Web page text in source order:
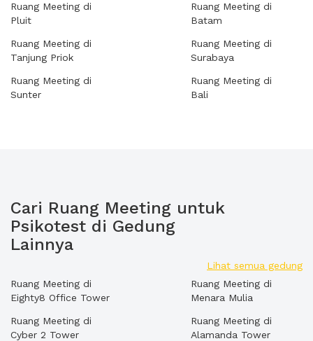
Ruang Meeting di
Pluit
Ruang Meeting di
Tanjung Priok
Ruang Meeting di
Sunter
Ruang Meeting di
Batam
Ruang Meeting di
Surabaya
Ruang Meeting di
Bali
Cari Ruang Meeting untuk
Psikotest di Gedung
Lainnya
Lihat semua gedung
Ruang Meeting di
Eighty8 Office Tower
Ruang Meeting di
Cyber 2 Tower
Ruang Meeting di
Menara Mulia
Ruang Meeting di
Alamanda Tower